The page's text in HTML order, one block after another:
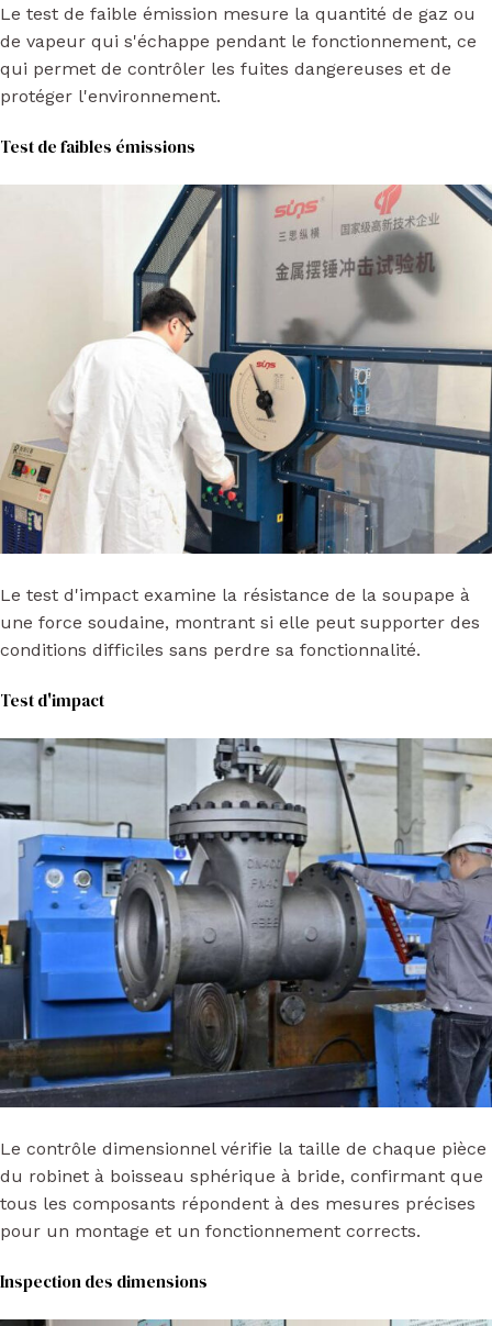
Le test de faible émission mesure la quantité de gaz ou
de vapeur qui s'échappe pendant le fonctionnement, ce
qui permet de contrôler les fuites dangereuses et de
protéger l'environnement.
Test de faibles émissions
Le test d'impact examine la résistance de la soupape à
une force soudaine, montrant si elle peut supporter des
conditions difficiles sans perdre sa fonctionnalité.
Test d'impact
Le contrôle dimensionnel vérifie la taille de chaque pièce
du robinet à boisseau sphérique à bride, confirmant que
tous les composants répondent à des mesures précises
pour un montage et un fonctionnement corrects.
Inspection des dimensions